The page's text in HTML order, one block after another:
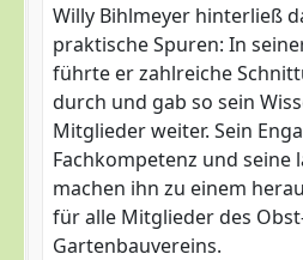
Willy Bihlmeyer hinterließ
praktische Spuren: In
führte er zahlreiche
durch und gab so sein
Mitglieder weiter. Sein
Fachkompetenz und seine
machen ihn zu einem
für alle Mitglieder des
Gartenbauvereins.